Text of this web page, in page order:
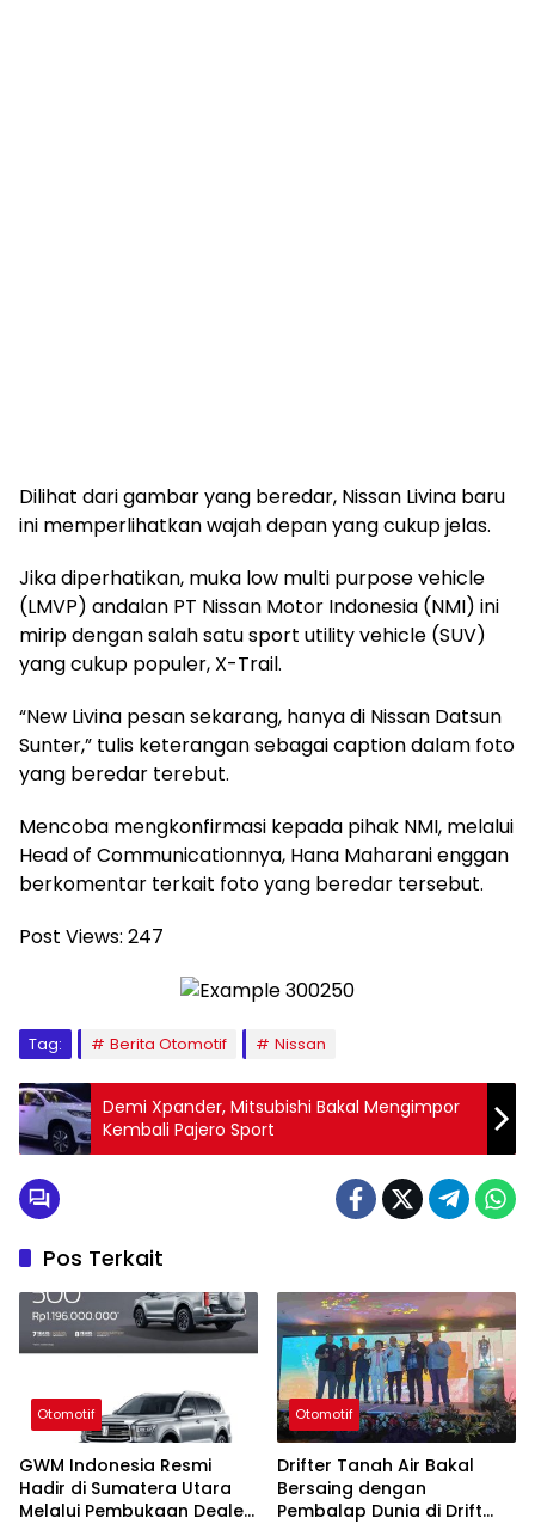
Dilihat dari gambar yang beredar, Nissan Livina baru
ini memperlihatkan wajah depan yang cukup jelas.
Jika diperhatikan, muka low multi purpose vehicle
(LMVP) andalan PT Nissan Motor Indonesia (NMI) ini
mirip dengan salah satu sport utility vehicle (SUV)
yang cukup populer, X-Trail.
“New Livina pesan sekarang, hanya di Nissan Datsun
Sunter,” tulis keterangan sebagai caption dalam foto
yang beredar terebut.
Mencoba mengkonfirmasi kepada pihak NMI, melalui
Head of Communicationnya, Hana Maharani enggan
berkomentar terkait foto yang beredar tersebut.
Post Views: 247
Tag: Berita Otomotif Nissan
Demi Xpander, Mitsubishi Bakal Mengimpor
Kembali Pajero Sport
Pos Terkait
Otomotif
GWM Indonesia Resmi
Hadir di Sumatera Utara
Melalui Pembukaan Dealer
Otomotif
Drifter Tanah Air Bakal
Bersaing dengan
Pembalap Dunia di Drift